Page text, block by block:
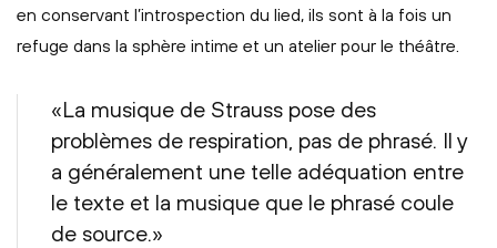
en conservant l’introspection du lied, ils sont à la fois un
refuge dans la sphère intime et un atelier pour le théâtre.
«La musique de Strauss pose des
problèmes de respiration, pas de phrasé. Il y
a généralement une telle adéquation entre
le texte et la musique que le phrasé coule
de source.»